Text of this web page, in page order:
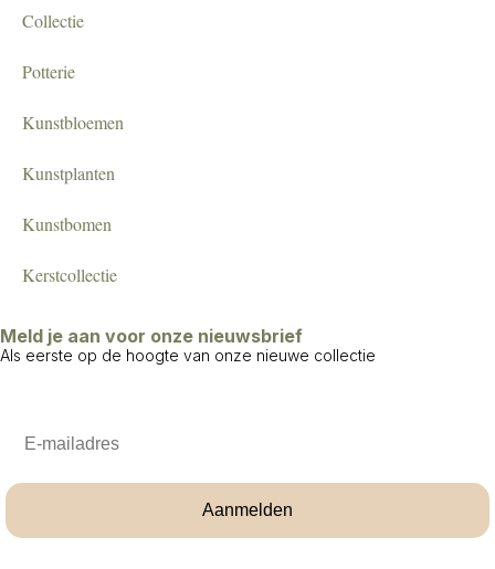
Collectie
Potterie
Kunstbloemen
Kunstplanten
Kunstbomen
Kerstcollectie
Meld je aan voor onze nieuwsbrief
Als eerste op de hoogte van onze nieuwe collectie
Aanmelden